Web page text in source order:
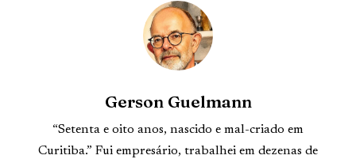
Gerson Guelmann
“Setenta e oito anos, nascido e mal-criado em
Curitiba.” Fui empresário, trabalhei em dezenas de